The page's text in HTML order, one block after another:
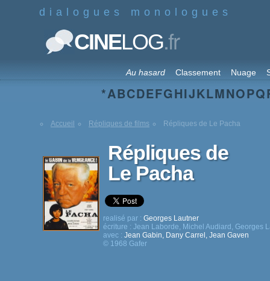
dialogues monologues
CINELOG.fr
Au hasard Classement Nuage
*ABCDEFGHIJKLMNOPQ
Accueil Répliques de films Répliques de Le Pacha
Répliques de
Le Pacha
realisé par : Georges Lautner
écriture : Jean Laborde, Michel Audiard , Georges
avec : Jean Gabin, Dany Carrel , Jean Gaven
© 1968 Gafer